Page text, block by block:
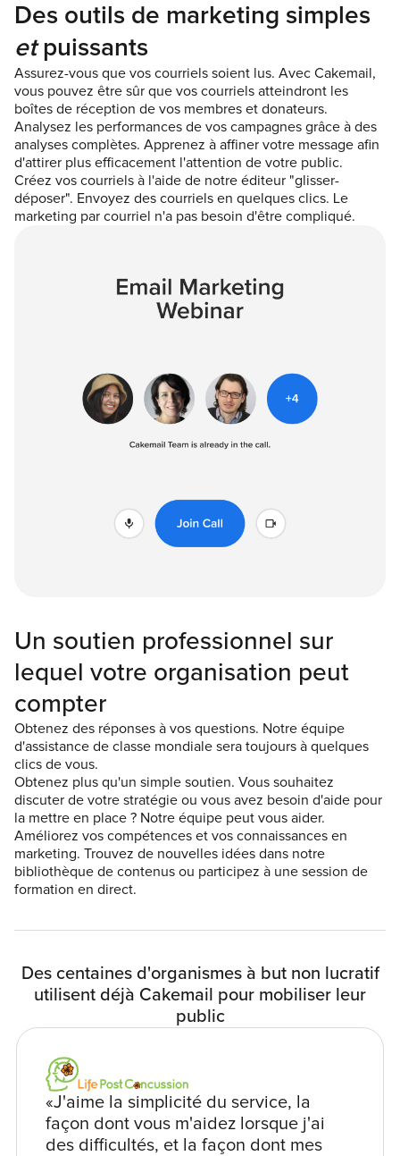
Des outils de marketing simples
etpuissants
Assurez-vous que vos courriels soient lus. Avec Cakemail,
vous pouvez être sûr que vos courriels atteindront les
boîtes de réception de vos membres et donateurs.
Analysez les performances de vos campagnes grâce à des
analyses complètes. Apprenez à affiner votre message afin
d'attirer plus efficacement l'attention de votre public.
Créez vos courriels à l'aide de notre éditeur "glisser-
déposer". Envoyez des courriels en quelques clics. Le
marketing par courriel n'a pas besoin d'être compliqué.
Un soutien professionnel sur
lequel votre organisation peut
compter
Obtenez des réponses à vos questions. Notre équipe
d'assistance de classe mondiale sera toujours à quelques
clics de vous.
Obtenez plus qu'un simple soutien. Vous souhaitez
discuter de votre stratégie ou vous avez besoin d'aide pour
la mettre en place ? Notre équipe peut vous aider.
Améliorez vos compétences et vos connaissances en
marketing. Trouvez de nouvelles idées dans notre
bibliothèque de contenus ou participez à une session de
formation en direct.
Des centaines d'organismes à but non lucratif
utilisent déjà Cakemail pour mobiliser leur
public
«J'aime la simplicité du service, la
façon dont vous m'aidez lorsque j'ai
des difficultés, et la façon dont mes